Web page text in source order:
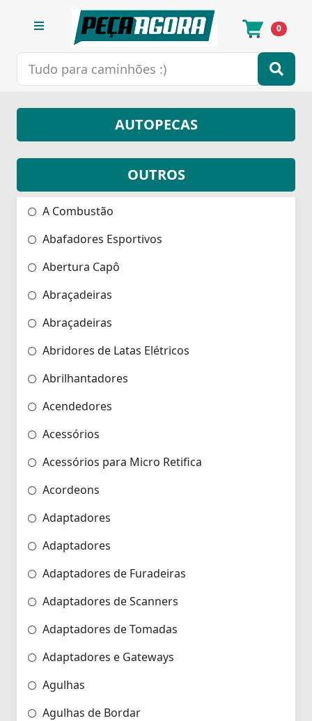
0
AUTOPECAS
OUTROS
A Combustão
Abafadores Esportivos
Abertura Capô
Abraçadeiras
Abraçadeiras
Abridores de Latas Elétricos
Abrilhantadores
Acendedores
Acessórios
Acessórios para Micro Retifica
Acordeons
Adaptadores
Adaptadores
Adaptadores de Furadeiras
Adaptadores de Scanners
Adaptadores de Tomadas
Adaptadores e Gateways
Agulhas
Agulhas de Bordar